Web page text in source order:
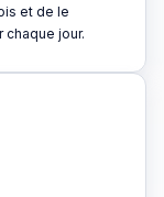
et de le
jour.